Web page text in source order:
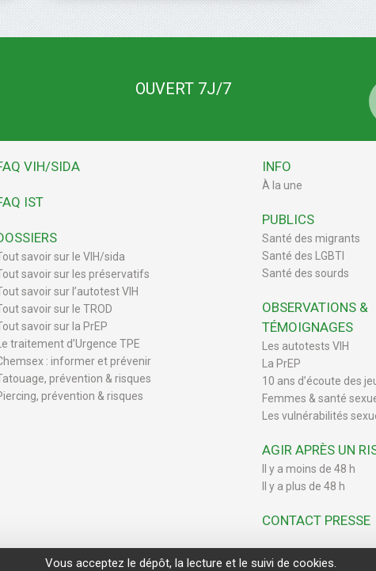
OUVERT 7J/7
VIH/SIDA
IST
savoir sur le VIH/sida
savoir sur les préservatifs
savoir sur l’autotest VIH
savoir sur le TROD
savoir sur la PrEP
Le traitement d’Urgence TPE
: informer et prévenir
prévention & risques
prévention & risques
INFO
À la une
PUBLICS
Santé des migrants
Santé des LGBTI
Santé des sourds
OBSERVATIONS &
TÉMOIGNAGES
Les autotests VIH
La PrEP
10 ans d’écoute des
Femmes & santé
Les vulnérabilités
AGIR APRÈS UN
Il y a moins de 48 h
Il y a plus de 48 h
CONTACT PRESSE
Vous acceptez le dépôt, la lecture et le suivi de cookies.